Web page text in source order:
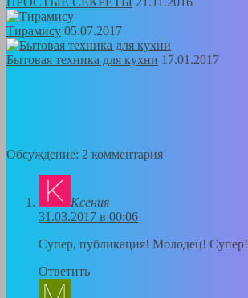
Тирамису 05.07.2017
Бытовая техника для кухни 17.01.2017
Обсуждение: 2 комментария
Ксения
31.03.2017 в 00:06
Супер, публикация! Молодец! Супер!
Ответить